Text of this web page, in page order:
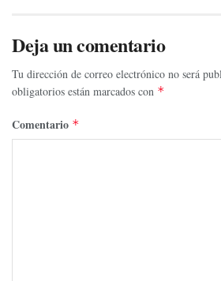
Deja un comentario
Tu dirección de correo electrónico no será
obligatorios están marcados con *
Comentario *